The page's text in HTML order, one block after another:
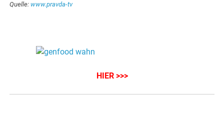
Quelle:www.pravda-tv
HIER >>>